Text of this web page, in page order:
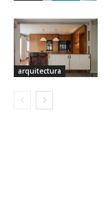
arquitectura